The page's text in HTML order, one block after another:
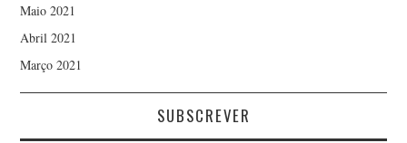
Maio 2021
Abril 2021
Março 2021
SUBSCREVER